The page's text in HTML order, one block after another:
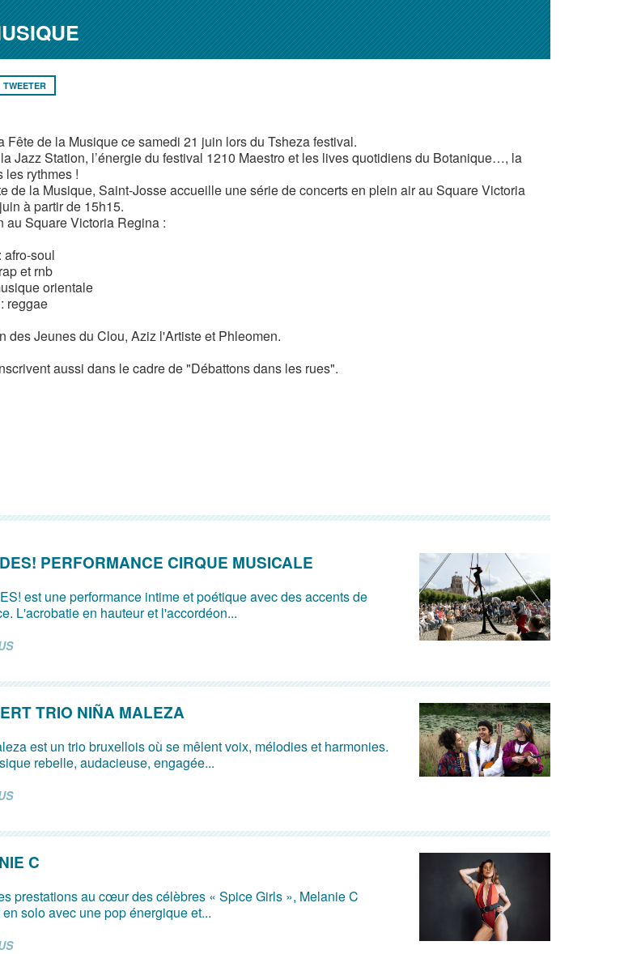
TWEETER
Fête de la Musique ce samedi 21 juin lors du Tsheza festival.
Jazz Station, l’énergie du festival 1210 Maestro et les lives quotidiens du Botanique…, la
les rythmes !
de la Musique, Saint-Josse accueille une série de concerts en plein air au Square Victoria
à partir de 15h15.
au Square Victoria Regina :
afro-soul
et rnb
orientale
reggae
des Jeunes du Clou, Aziz l'Artiste et Phleomen.
aussi dans le cadre de "Débattons dans les rues".
PERFORMANCE CIRQUE MUSICALE
est une performance intime et poétique avec des accents de
L'acrobatie en hauteur et l'accordéon...
TRIO NIÑA MALEZA
est un trio bruxellois où se mêlent voix, mélodies et harmonies.
rebelle, audacieuse, engagée...
C
prestations au cœur des célèbres « Spice Girls », Melanie C
solo avec une pop énergique et...